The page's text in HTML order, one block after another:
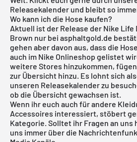
Releasekalender und bleibt so
Wo kann ich die Hose kaufen?
Aktuell ist der Release der Nike Life
Brown nur bei asphaltgold.de
gehen aber davon aus, dass die
auch im Nike Onlineshop gelistet
weitere Stores hinzukommen,
zur Übersicht hinzu. Es lohnt sich
unseren Releasekalenderzu
ob die Übersicht gewachsen ist.
Wenn ihr euch auch für andere
Accessoires interessiert, stöbert
Kategorie. Solltet ihr Fragen an
uns immer über die